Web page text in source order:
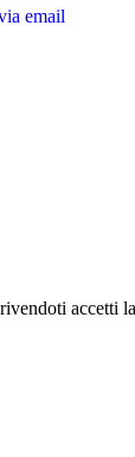
email
accetti